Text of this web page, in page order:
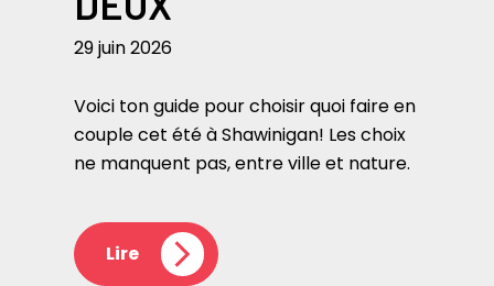
29 juin 2026
Voici ton guide pour choisir quoi faire en
couple cet été à Shawinigan! Les choix
ne manquent pas, entre ville et nature.
Lire